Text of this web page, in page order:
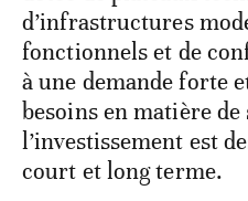
d’infrastructures
fonctionnels et de
à une demande forte
besoins en matière
l’investissement est
court et long terme.